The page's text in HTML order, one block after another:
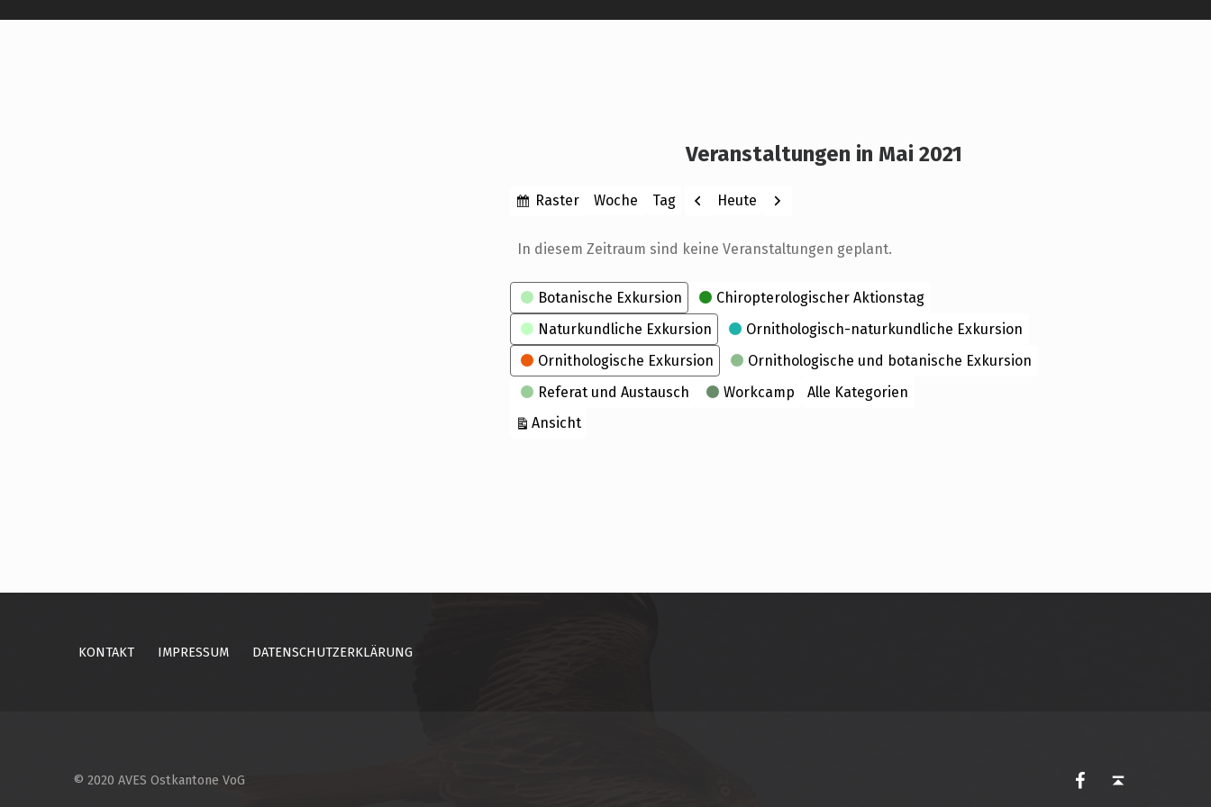
Veranstaltungen in Mai 2021
Anzeigen
Raster Woche Tag
Monat
Jahr
Zurück
Heute Weiter
In diesem Zeitraum sind keine Veranstaltungen geplant.
Kategorien
Botanische Exkursion
Chiropterologischer Aktionstag
Naturkundliche Exkursion
Ornithologisch-naturkundliche Exkursion
Ornithologische Exkursion
Ornithologische und botanische Exkursion
Referat und Austausch
Workcamp
Alle Kategorien
Ansichtausdrucken
KONTAKT IMPRESSUM DATENSCHUTZERKLÄRUNG
© 2020 AVES Ostkantone VoG
AVES Ostkantone bei Facebook